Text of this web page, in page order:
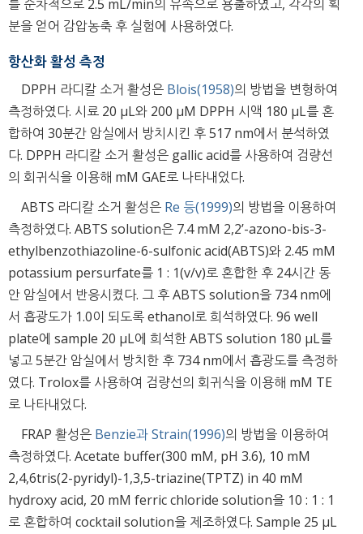
를 순차적으로 2.5 mL/min의 유속으로 용출하였고, 각각의 획
분을 얻어 감압농축 후 실험에 사용하였다.
항산화 활성 측정
DPPH 라디칼 소거 활성은 Blois(1958)의 방법을 변형하여
측정하였다. 시료 20 μL와 200 μM DPPH 시액 180 μL를 혼
합하여 30분간 암실에서 방치시킨 후 517 nm에서 분석하였
다. DPPH 라디칼 소거 활성은 gallic acid를 사용하여 검량선
의 회귀식을 이용해 mM GAE로 나타내었다.
ABTS 라디칼 소거 활성은 Re 등(1999)의 방법을 이용하여
측정하였다. ABTS solution은 7.4 mM 2,2’-azono-bis-3-
ethylbenzothiazoline-6-sulfonic acid(ABTS)와 2.45 mM
potassium persurfate를 1 : 1(v/v)로 혼합한 후 24시간 동
안 암실에서 반응시켰다. 그 후 ABTS solution을 734 nm에
서 흡광도가 1.0이 되도록 ethanol로 희석하였다. 96 well
plate에 sample 20 μL에 희석한 ABTS solution 180 μL를
넣고 5분간 암실에서 방치한 후 734 nm에서 흡광도를 측정하
였다. Trolox를 사용하여 검량선의 회귀식을 이용해 mM TE
로 나타내었다.
FRAP 활성은 Benzie과 Strain(1996)의 방법을 이용하여
측정하였다. Acetate buffer(300 mM, pH 3.6), 10 mM
2,4,6tris(2-pyridyl)-1,3,5-triazine(TPTZ) in 40 mM
hydroxy acid, 20 mM ferric chloride solution을 10 : 1 : 1
로 혼합하여 cocktail solution을 제조하였다. Sample 25 μL